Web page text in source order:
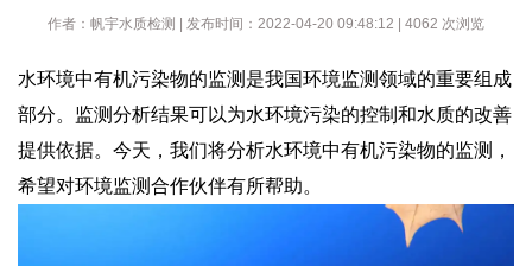
作者：帆宇水质检测 | 发布时间：2022-04-20 09:48:12 | 4062 次浏览
水环境中有机污染物的监测是我国环境监测领域的重要组成
部分。监测分析结果可以为水环境污染的控制和水质的改善
提供依据。今天，我们将分析水环境中有机污染物的监测，
希望对环境监测合作伙伴有所帮助。